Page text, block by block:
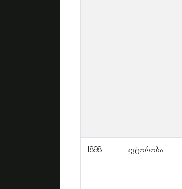
1898 ავტორობა